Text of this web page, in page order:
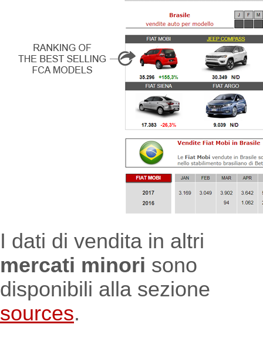
I dati di vendita in altri
mercati minori sono
disponibili alla sezione
sources.